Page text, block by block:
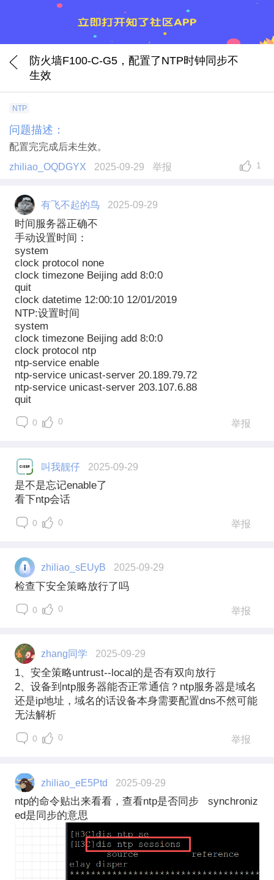
防火墙F100-C-G5，配置了NTP时钟同步不
生效
NTP
问题描述：
配置完完成后未生效。
zhiliao_OQDGYX
2025-09-29 举报 1
有飞不起的鸟 2025-09-29
时间服务器正确不
手动设置时间：
system
clock protocol none
clock timezone Beijing add 8:0:0
quit
clock datetime 12:00:10 12/01/2019
NTP:设置时间
system
clock timezone Beijing add 8:0:0
clock protocol ntp
ntp-service enable
ntp-service unicast-server 20.189.79.72
ntp-service unicast-server 203.107.6.88
quit
0 0 举报
叫我靓仔 2025-09-29
是不是忘记enable了
看下ntp会话
0 0 举报
zhiliao_sEUyB 2025-09-29
检查下安全策略放行了吗
0 0 举报
zhang同学 2025-09-29
1、安全策略untrust--local的是否有双向放行
2、设备到ntp服务器能否正常通信？ntp服务器是域名
还是ip地址，域名的话设备本身需要配置dns不然可能
无法解析
0 0 举报
zhiliao_eE5Ptd 2025-09-29
ntp的命令贴出来看看，查看ntp是否同步 synchroniz
ed是同步的意思